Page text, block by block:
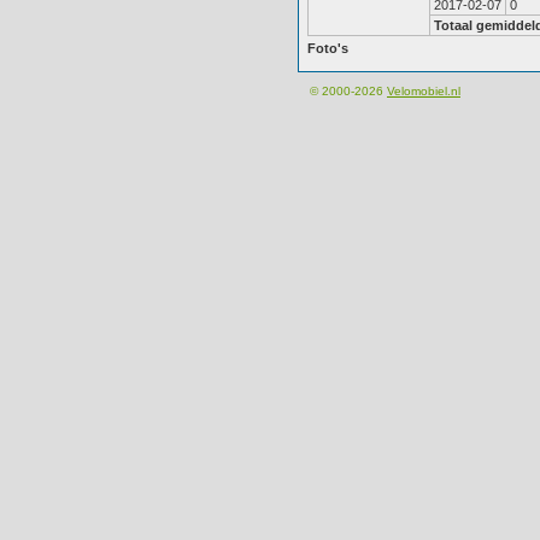
2017-02-07 0
Totaal
Foto's
© 2000-2026 Velomobiel.nl